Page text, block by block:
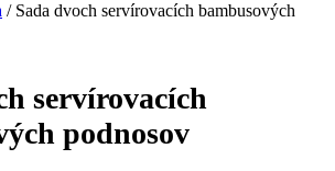
/ Sada dvoch servírovacích bambusových
servírovacích
podnosov